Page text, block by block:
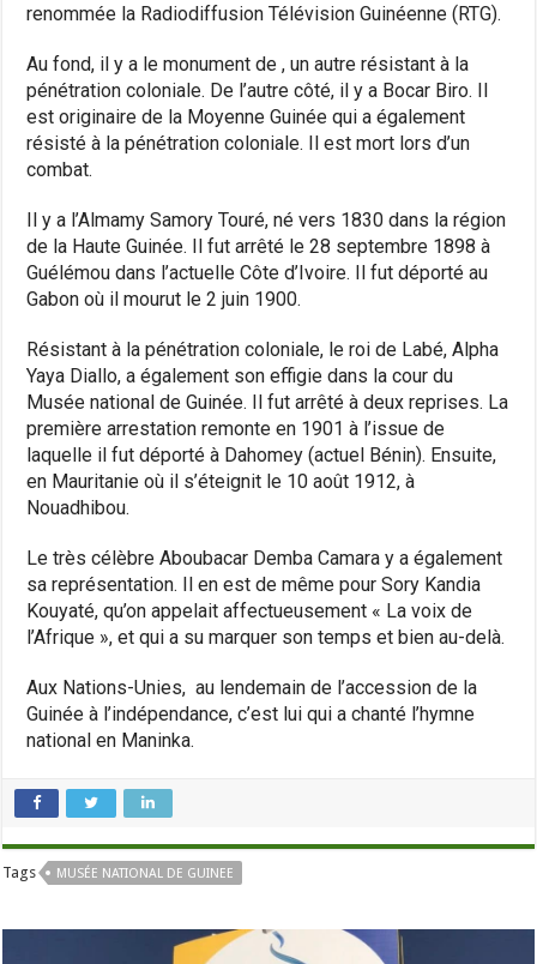
renommée la Radiodiffusion Télévision Guinéenne (RTG).
Au fond, il y a le monument de , un autre résistant à la
pénétration coloniale. De l’autre côté, il y a Bocar Biro. Il
est originaire de la Moyenne Guinée qui a également
résisté à la pénétration coloniale. Il est mort lors d’un
combat.
Il y a l’Almamy Samory Touré, né vers 1830 dans la région
de la Haute Guinée. Il fut arrêté le 28 septembre 1898 à
Guélémou dans l’actuelle Côte d’Ivoire. Il fut déporté au
Gabon où il mourut le 2 juin 1900.
Résistant à la pénétration coloniale, le roi de Labé, Alpha
Yaya Diallo, a également son effigie dans la cour du
Musée national de Guinée. Il fut arrêté à deux reprises. La
première arrestation remonte en 1901 à l’issue de
laquelle il fut déporté à Dahomey (actuel Bénin). Ensuite,
en Mauritanie où il s’éteignit le 10 août 1912, à
Nouadhibou.
Le très célèbre Aboubacar Demba Camara y a également
sa représentation. Il en est de même pour Sory Kandia
Kouyaté, qu’on appelait affectueusement « La voix de
l’Afrique », et qui a su marquer son temps et bien au-delà.
Aux Nations-Unies, au lendemain de l’accession de la
Guinée à l’indépendance, c’est lui qui a chanté l’hymne
national en Maninka.
Tags MUSÉE NATIONAL DE GUINEE